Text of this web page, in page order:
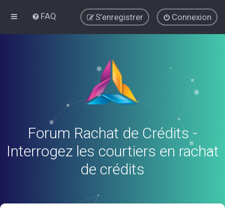
FAQ Connexion
S’enregistrer
Forum Rachat de Crédits -
Interrogez les courtiers en rachat
de crédits